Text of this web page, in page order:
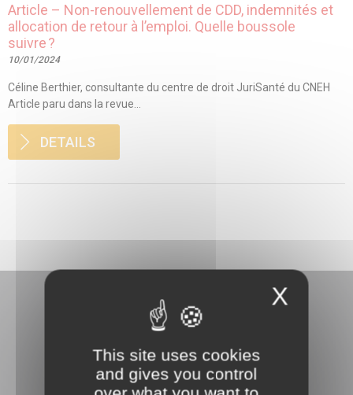
Article – Non-renouvellement de CDD, indemnités et
allocation de retour à l’emploi. Quelle boussole
suivre ?
10/01/2024
Céline Berthier, consultante du centre de droit JuriSanté du CNEH
Article paru dans la revue...
DETAILS
3 rue Danton
X
This site uses cookies
and gives you control